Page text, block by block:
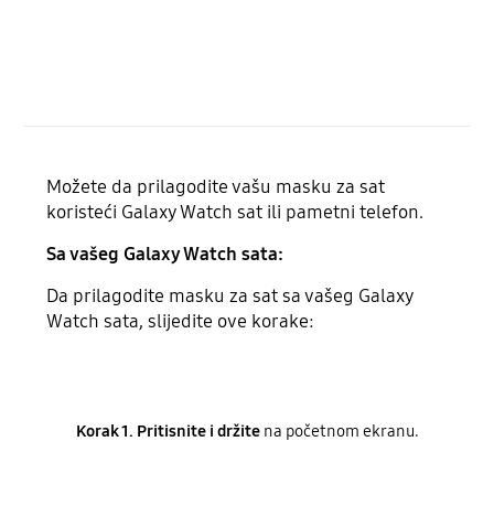
Možete da prilagodite vašu masku za sat
koristeći Galaxy Watch sat ili pametni telefon.
Sa vašeg Galaxy Watch sata:
Da prilagodite masku za sat sa vašeg Galaxy
Watch sata, slijedite ove korake:
Korak 1. Pritisnite i držitena početnom ekranu.